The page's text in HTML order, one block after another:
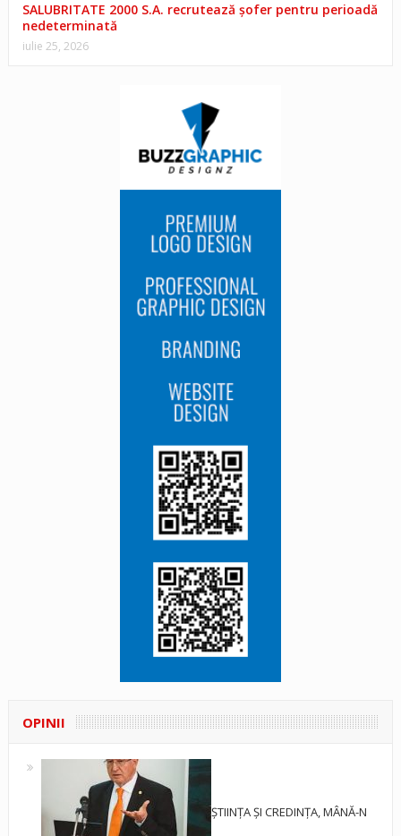
SALUBRITATE 2000 S.A. recrutează șofer pentru perioadă
nedeterminată
iulie 25, 2026
OPINII
ȘTIINȚA ȘI CREDINȚA, MÂNĂ-N